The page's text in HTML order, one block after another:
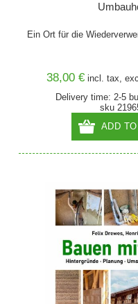
Ein Ort für die
38,00 € incl. tax,
Delivery time: 2-5
sku
ADD